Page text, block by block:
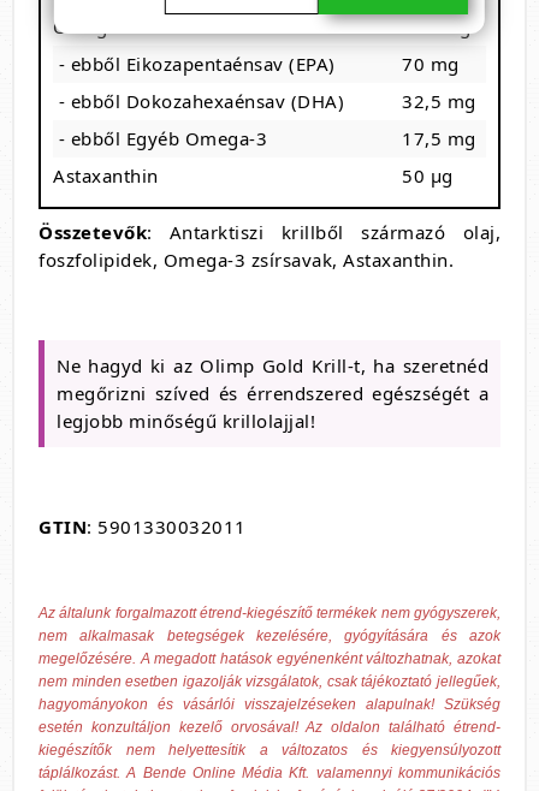
Omega-3 zsírsavak
120 mg
- ebből Eikozapentaénsav (EPA)
70 mg
- ebből Dokozahexaénsav (DHA)
32,5 mg
- ebből Egyéb Omega-3
17,5 mg
Astaxanthin
50 µg
Összetevők: Antarktiszi krillből származó olaj,
foszfolipidek, Omega-3 zsírsavak, Astaxanthin.
Ne hagyd ki az Olimp Gold Krill-t, ha szeretnéd
megőrizni szíved és érrendszered egészségét a
legjobb minőségű krillolajjal!
GTIN: 5901330032011
Az általunk forgalmazott étrend-kiegészítő termékek nem gyógyszerek,
nem alkalmasak betegségek kezelésére, gyógyítására és azok
megelőzésére. A megadott hatások egyénenként változhatnak, azokat
nem minden esetben igazolják vizsgálatok, csak tájékoztató jellegűek,
hagyományokon és vásárlói visszajelzéseken alapulnak! Szükség
esetén konzultáljon kezelő orvosával! Az oldalon található étrend-
kiegészítők nem helyettesítik a változatos és kiegyensúlyozott
táplálkozást. A Bende Online Média Kft. valamennyi kommunikációs